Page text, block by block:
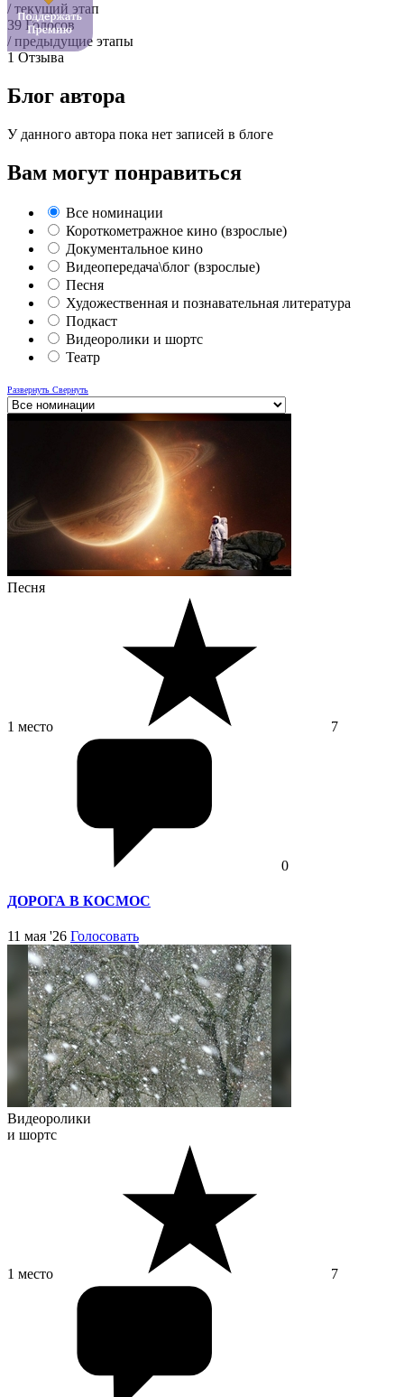
/ текущий этап
39 Голосов
/ предыдущие этапы
1 Отзыва
Блог автора
У данного автора пока нет записей в блоге
Вам могут понравиться
Все номинации
Короткометражное кино (взрослые)
Документальное кино
Видеопередача\блог (взрослые)
Песня
Художественная и познавательная литература
Подкаст
Видеоролики и шортс
Театр
Развернуть Свернуть
Песня
1 место 7
0
ДОРОГА В КОСМОС
11 мая '26 Голосовать
Видеоролики
и шортс
1 место 7